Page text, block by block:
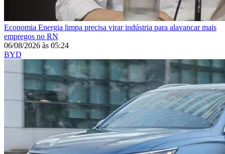
Economia Energia limpa precisa virar indústria para alavancar mais
empregos no RN
06/08/2026 às 05:24
BYD